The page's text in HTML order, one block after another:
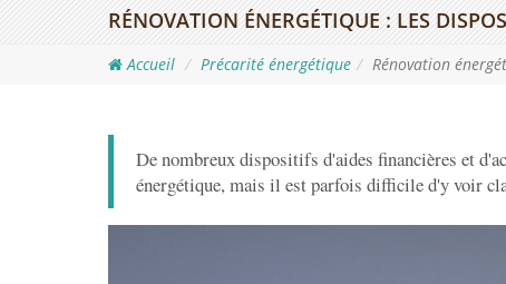
RÉNOVATION ÉNERGÉTIQUE : LES
Accueil Précarité énergétique Rénovation
De nombreux dispositifs d'aides financières et
énergétique, mais il est parfois difficile d'y voir